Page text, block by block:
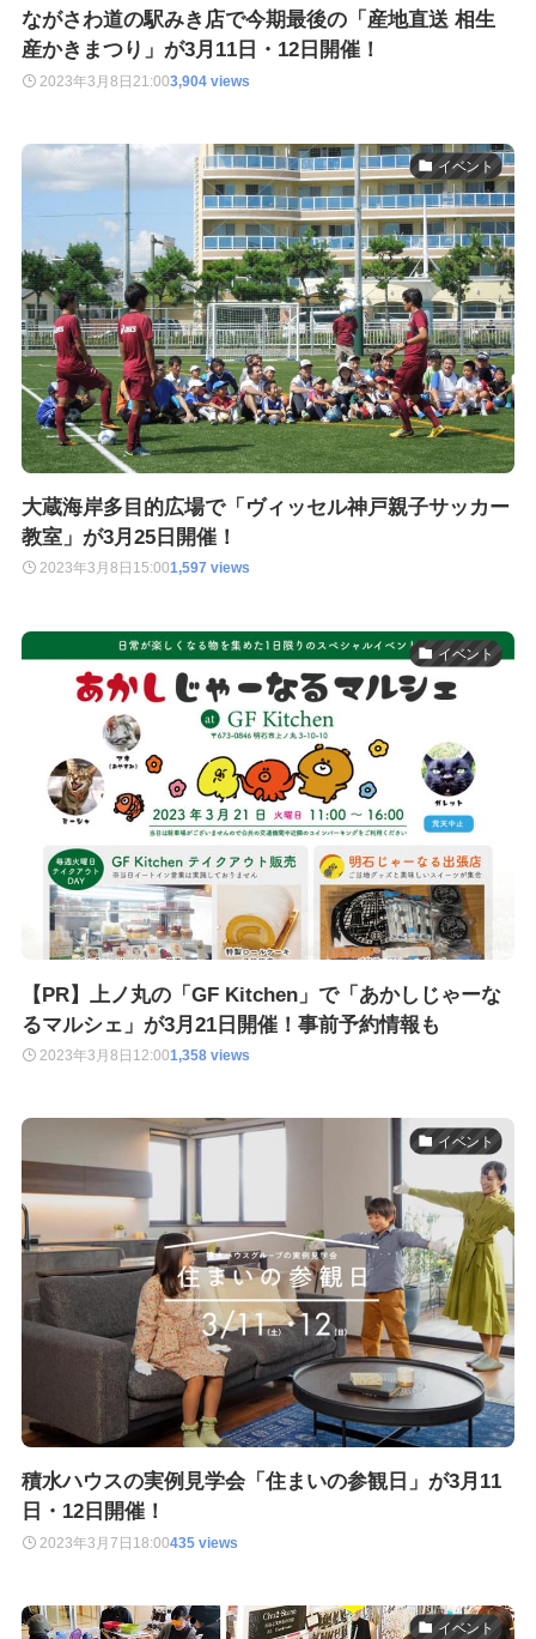
ながさわ道の駅みき店で今期最後の「産地直送 相生
産かきまつり」が3月11日・12日開催！
2023年3月8日 21:003,904 views
イベント
大蔵海岸多目的広場で「ヴィッセル神戸親子サッカー
教室」が3月25日開催！
2023年3月8日 15:001,597 views
イベント
【PR】上ノ丸の「GF Kitchen」で「あかしじゃーな
るマルシェ」が3月21日開催！事前予約情報も
2023年3月8日 12:001,358 views
イベント
積水ハウスの実例見学会「住まいの参観日」が3月11
日・12日開催！
2023年3月7日 18:00435 views
イベント